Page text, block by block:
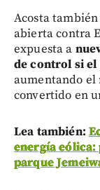
Acosta
abierta contra
expuesta a
de control si
aumentando el
convertido en
Lea también:
energía
parque